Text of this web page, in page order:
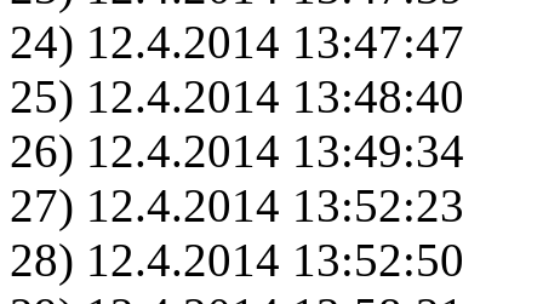
24) 12.4.2014 13:47:47
25) 12.4.2014 13:48:40
26) 12.4.2014 13:49:34
27) 12.4.2014 13:52:23
28) 12.4.2014 13:52:50